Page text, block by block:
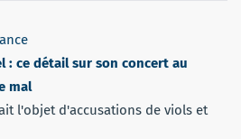
: ce détail sur son concert au
mal
l'objet d'accusations de viols et